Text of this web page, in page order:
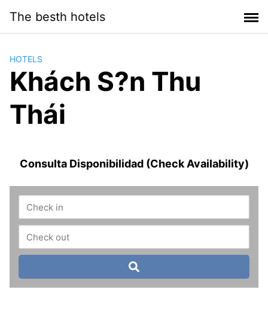
contenido
The besth hotels
HOTELS
Khách S?n Thu
Thái
Consulta Disponibilidad (Check Availability)